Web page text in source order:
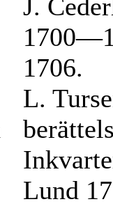
J.
1706.
L.
Lund